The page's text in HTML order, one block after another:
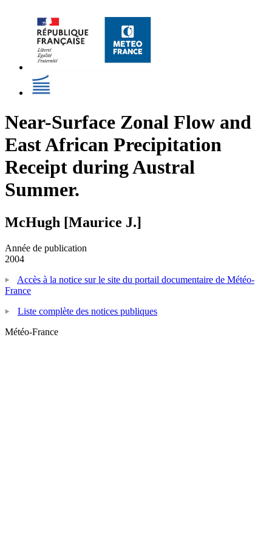
Near-Surface Zonal Flow and
East African Precipitation
Receipt during Austral
Summer.
McHugh [Maurice J.]
Année de publication
2004
Accès à la notice sur le site du portail documentaire de Météo-
France
Liste complète des notices publiques
Météo-France